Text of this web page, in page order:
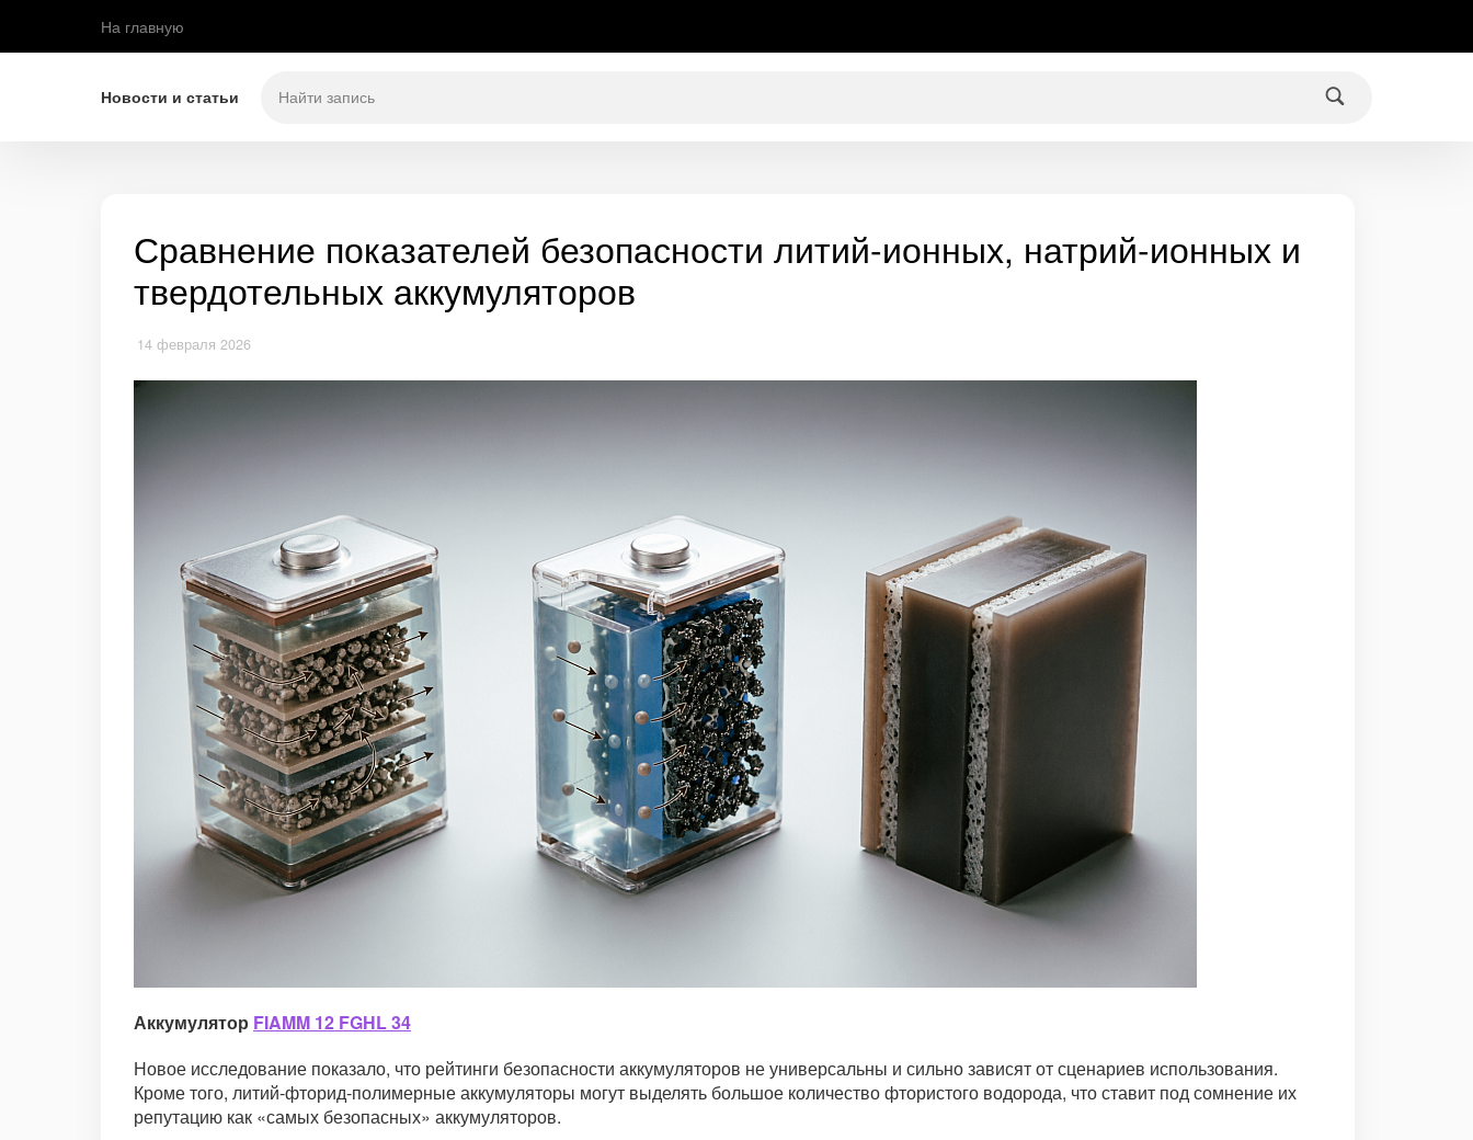
На главную
Новости и статьи
Сравнение показателей безопасности литий-ионных, натрий-ионных и
твердотельных аккумуляторов
14 февраля 2026
Аккумулятор FIAMM 12 FGHL 34
Новое исследование показало, что рейтинги безопасности аккумуляторов не универсальны и сильно зависят от сценариев использования.
Кроме того, литий-фторид-полимерные аккумуляторы могут выделять большое количество фтористого водорода, что ставит под сомнение их
репутацию как «самых безопасных» аккумуляторов.